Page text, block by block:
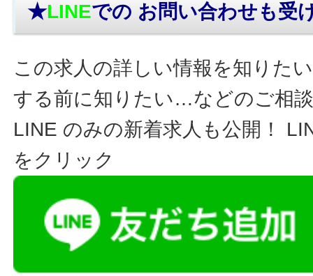
★LINEでの お問い合わせも受
この求人の詳しい情報を知りた
する前に知りたい…などのご相
LINE のみの新着求人も公開！
をクリック